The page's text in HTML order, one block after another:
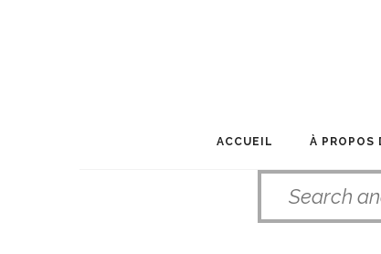
ACCUEIL À PROPOS